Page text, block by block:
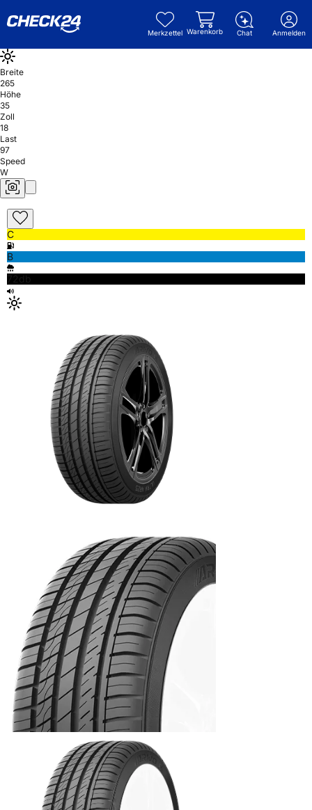
Merkzettel Warenkorb Chat Anmelden
Breite
265
Höhe
35
Zoll
18
Last
97
Speed
W
C
B
72db